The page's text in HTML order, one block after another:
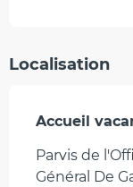
Localisation
Accueil
Parvis de
Général De